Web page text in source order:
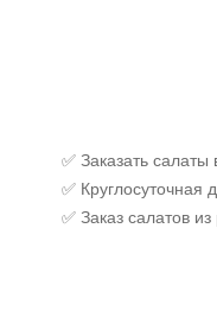
✅ Заказать
✅ Круглосуточная
✅ Заказ салатов